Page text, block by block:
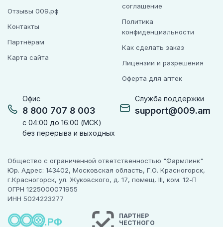
Офис
8 800 707 8 003
с 04:00 до 16:00 (МСК)
без перерыва и выходных
Служба поддержки
support@009.am
Отзывы 009.рф
Контакты
Партнёрам
Карта сайта
соглашение
Политика
конфиденциальности
Как сделать заказ
Лицензии и разрешения
Оферта для аптек
Общество с ограниченной ответственностью "Фармлинк"
Юр. Адрес: 143402, Московская область, Г.О. Красногорск,
г.Красногорск, ул. Жуковского, д. 17, помещ. III, ком. 12-П
ОГРН 1225000071955
ИНН 5024223277
ПАРТНЕР
ЧЕСТНОГО